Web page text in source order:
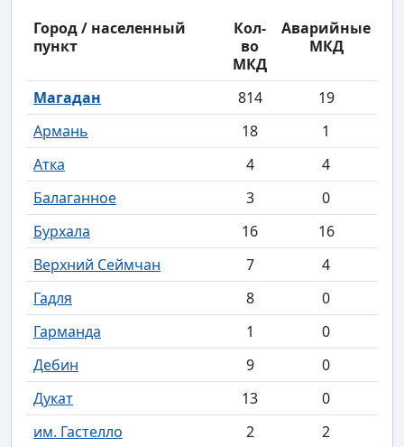
Город / населенный
пункт
Кол-
во
МКД
Аварийные
МКД
Магадан 814
19
Армань
18
1
Атка
4
4
Балаганное
3
0
Бурхала
16
16
Верхний Сеймчан
7
4
Гадля
8
0
Гарманда
1
0
Дебин
9
0
Дукат
13
0
им. Гастелло
2
2